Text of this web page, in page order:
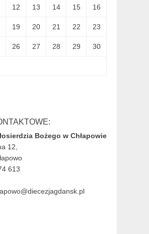
12 13 14 15 16
19 20 21 22 23
26 27 28 29 30
Bożego w Chłapowie
12,
613